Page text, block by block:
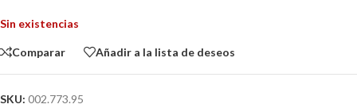
Sin existencias
Comparar Añadir a la lista de deseos
SKU: 002.773.95